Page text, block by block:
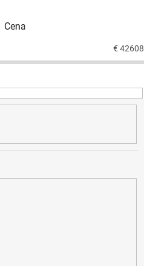
Cena
€ 42608